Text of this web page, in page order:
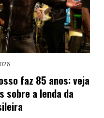
faz 85 anos: veja
sobre a lenda da